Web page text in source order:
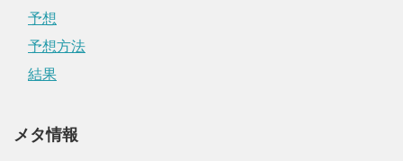
予想
予想方法
結果
メタ情報